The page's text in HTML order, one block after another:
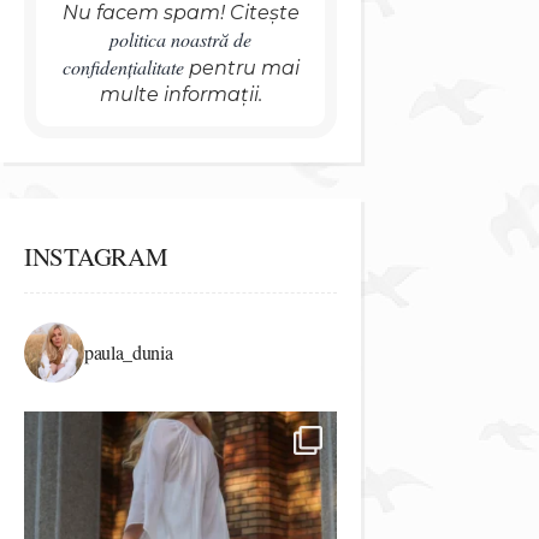
Nu facem spam! Citește
politica noastră de
confidențialitatepentru mai
multe informații.
INSTAGRAM
paula_dunia